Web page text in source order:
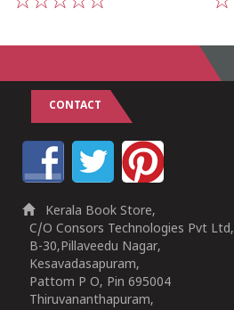
CONTACT
Kerala Book Store,
C/O Consors Technologies Pvt Ltd,
B-30,Pillaveedu Nagar,
Kesavadasapuram,
Pattom P O, Pin 695004
Thiruvananthapuram,